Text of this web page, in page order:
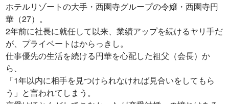
ホテルリゾートの大手・西園寺グループの令嬢・西園寺円
華（27）。
2年前に社長に就任して以来、業績アップを続けるヤリ手だ
が、プライベートはからっきし。
仕事優先の生活を続ける円華を心配した祖父（会長）か
ら、
「1年以内に相手を見つけられなければ見合いをしてもら
う」と言われてしまう。